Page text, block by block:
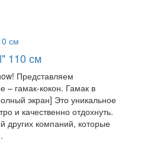
110 см
Представляем
– гамак-кокон. Гамак в
экран] Это уникальное
и качественно отдохнуть.
других компаний, которые